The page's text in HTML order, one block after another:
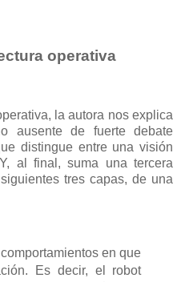
operativa
la autora nos explica
ausente de fuerte debate
distingue entre una visión
al final, suma una tercera
tres capas, de una
en que
Es decir, el robot